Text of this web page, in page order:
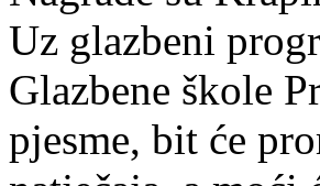
Uz glazbeni
Glazbene škole
pjesme, bit će